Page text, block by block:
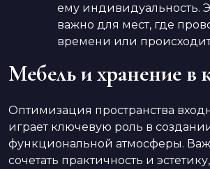
ему индивидуальность.
важно для мест, где
времени или происходит
Мебель и хранение в
Оптимизация пространства
играет ключевую роль в
функциональной атмосферы.
сочетать практичность и